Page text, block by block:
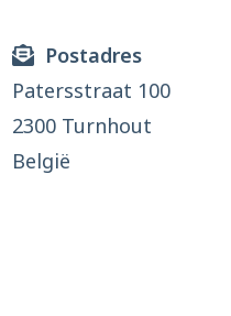
Postadres
Patersstraat 100
2300 Turnhout
België